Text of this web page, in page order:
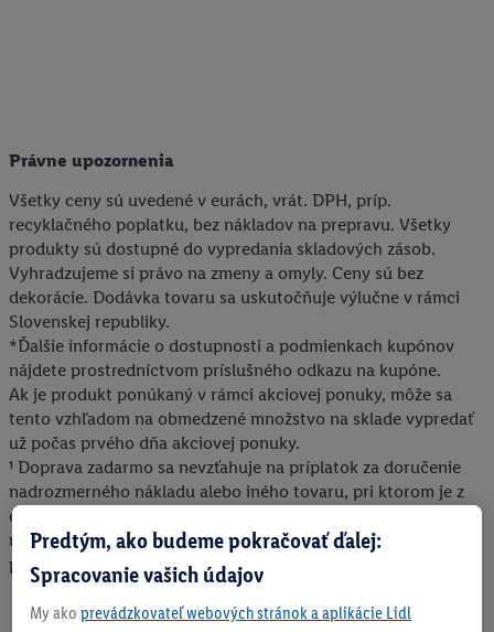
Právne upozornenia
Všetky ceny sú uvedené v eurách, vrát. DPH, príp.
recyklačného poplatku, bez nákladov na prepravu. Všetky
produkty sú dostupné do vypredania skladových zásob.
Vyhradzujeme si právo na zmeny a omyly. Ceny sú bez
dekorácie. Dodávka tovaru sa uskutočňuje výlučne v rámci
Slovenskej republiky.
*Ďalšie informácie o dostupnosti a podmienkach kupónov
nájdete prostredníctvom príslušného odkazu na kupóne.
Ak je produkt ponúkaný v rámci akciovej ponuky, môže sa
tento vzhľadom na obmedzené množstvo na sklade vypredať
už počas prvého dňa akciovej ponuky.
¹ Doprava zadarmo sa nevzťahuje na príplatok za doručenie
nadrozmerného nákladu alebo iného tovaru, pri ktorom je z
dôvodu jeho rozmerov alebo objemu potrebná osobitná
manipulácia pri jeho dodaní. Konečná výška uvedeného
príplatku sa zobrazí v nákupnom košíku.
Predtým, ako budeme pokračovať ďalej:
Spracovanie vašich údajov
My ako prevádzkovateľ webových stránok a aplikácie Lidl